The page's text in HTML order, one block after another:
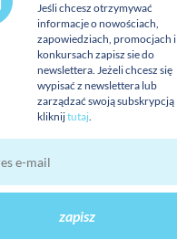
Jeśli chcesz otrzymywać
informacje o nowościach,
zapowiedziach, promocjach i
konkursach zapisz sie do
newslettera. Jeżeli chcesz się
wypisać z newslettera lub
zarządzać swoją subskrypcją
kliknijtutaj.
zapisz